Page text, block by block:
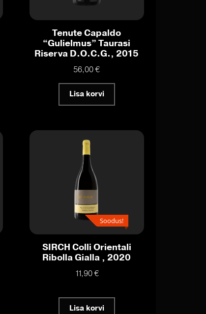
Tenute Capaldo
“Gulielmus” Taurasi
Riserva D.O.C.G., 2015
56,00€
Lisa korvi
Soodus!
SIRCH Colli Orientali
Ribolla Gialla , 2020
11,90€
Lisa korvi